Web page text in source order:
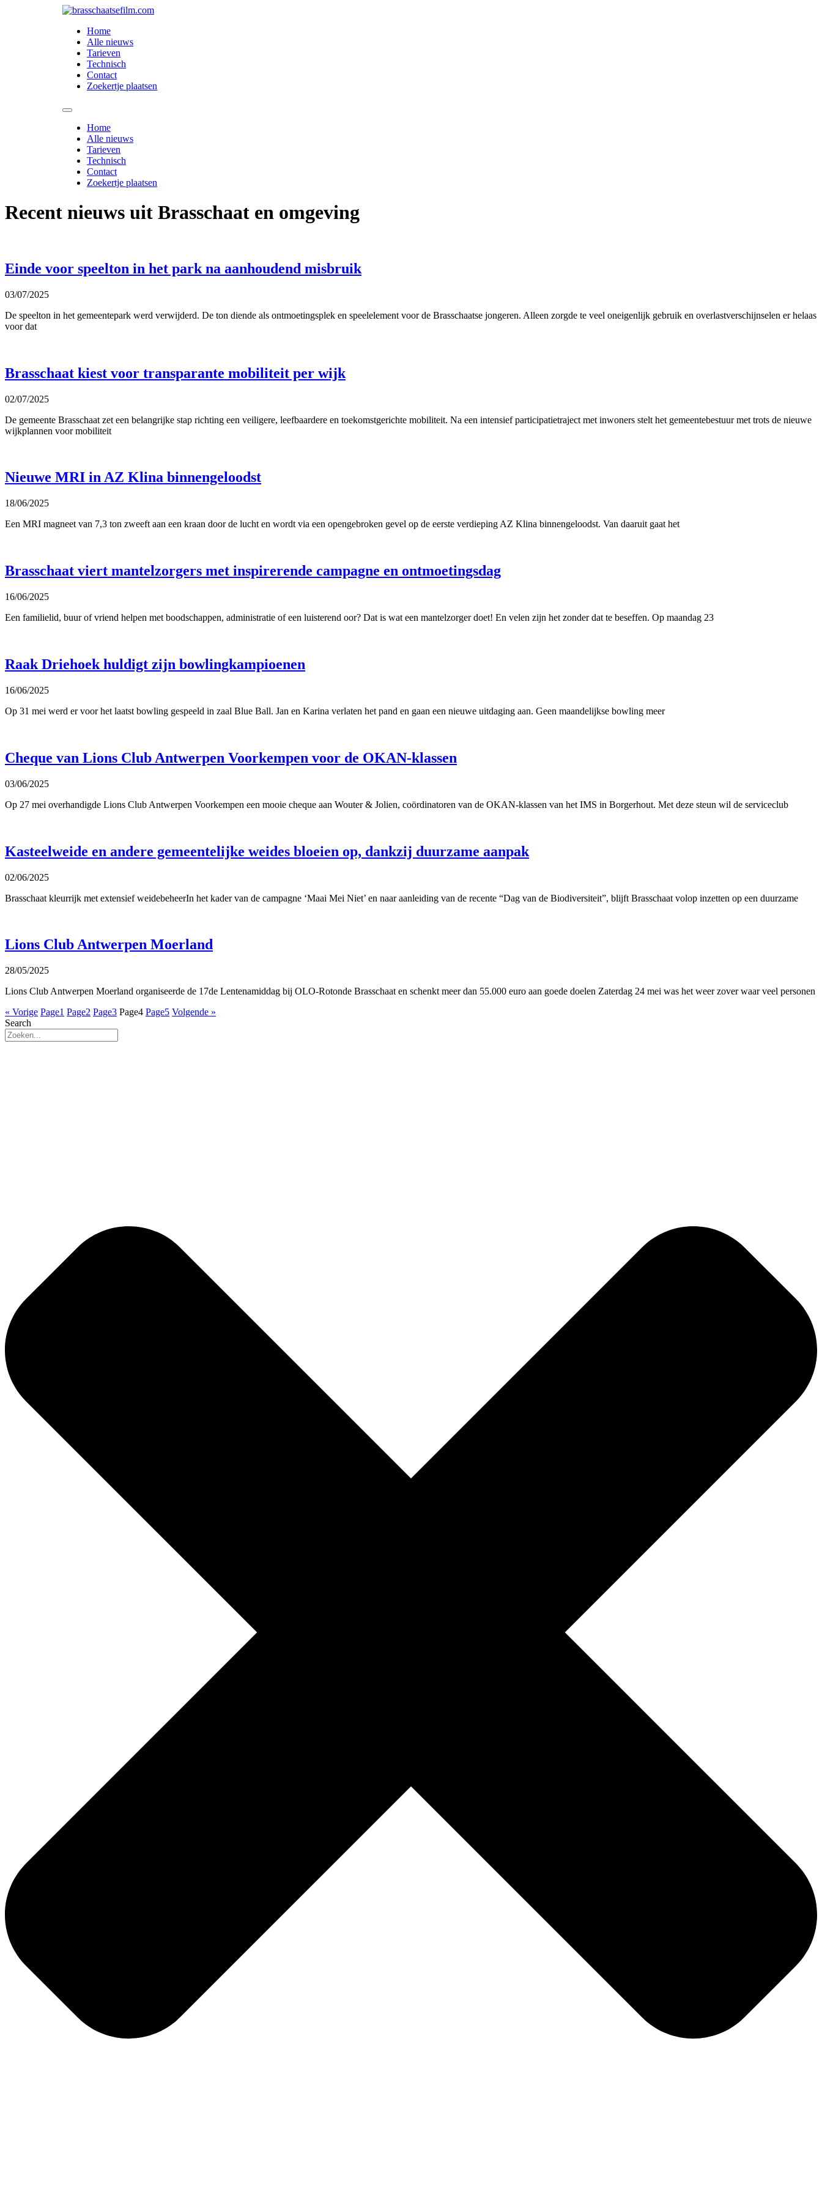
Home
Alle nieuws
Tarieven
Technisch
Contact
Zoekertje plaatsen
Home
Alle nieuws
Tarieven
Technisch
Contact
Zoekertje plaatsen
Recent nieuws uit Brasschaat en omgeving
Einde voor speelton in het park na aanhoudend misbruik
03/07/2025
De speelton in het gemeentepark werd verwijderd. De ton diende als ontmoetingsplek en speelelement voor de Brasschaatse jongeren. Alleen zorgde te veel oneigenlijk gebruik en overlastverschijnselen er helaas
voor dat
Brasschaat kiest voor transparante mobiliteit per wijk
02/07/2025
De gemeente Brasschaat zet een belangrijke stap richting een veiligere, leefbaardere en toekomstgerichte mobiliteit. Na een intensief participatietraject met inwoners stelt het gemeentebestuur met trots de nieuwe
wijkplannen voor mobiliteit
Nieuwe MRI in AZ Klina binnengeloodst
18/06/2025
Een MRI magneet van 7,3 ton zweeft aan een kraan door de lucht en wordt via een opengebroken gevel op de eerste verdieping AZ Klina binnengeloodst. Van daaruit gaat het
Brasschaat viert mantelzorgers met inspirerende campagne en ontmoetingsdag
16/06/2025
Een familielid, buur of vriend helpen met boodschappen, administratie of een luisterend oor? Dat is wat een mantelzorger doet! En velen zijn het zonder dat te beseffen. Op maandag 23
Raak Driehoek huldigt zijn bowlingkampioenen
16/06/2025
Op 31 mei werd er voor het laatst bowling gespeeld in zaal Blue Ball. Jan en Karina verlaten het pand en gaan een nieuwe uitdaging aan. Geen maandelijkse bowling meer
Cheque van Lions Club Antwerpen Voorkempen voor de OKAN-klassen
03/06/2025
Op 27 mei overhandigde Lions Club Antwerpen Voorkempen een mooie cheque aan Wouter & Jolien, coördinatoren van de OKAN-klassen van het IMS in Borgerhout. Met deze steun wil de serviceclub
Kasteelweide en andere gemeentelijke weides bloeien op, dankzij duurzame aanpak
02/06/2025
Brasschaat kleurrijk met extensief weidebeheerIn het kader van de campagne ‘Maai Mei Niet’ en naar aanleiding van de recente “Dag van de Biodiversiteit”, blijft Brasschaat volop inzetten op een duurzame
Lions Club Antwerpen Moerland
28/05/2025
Lions Club Antwerpen Moerland organiseerde de 17de Lentenamiddag bij OLO-Rotonde Brasschaat en schenkt meer dan 55.000 euro aan goede doelen Zaterdag 24 mei was het weer zover waar veel personen
« Vorige Page1 Page2 Page3 Page4 Page5 Volgende »
Search